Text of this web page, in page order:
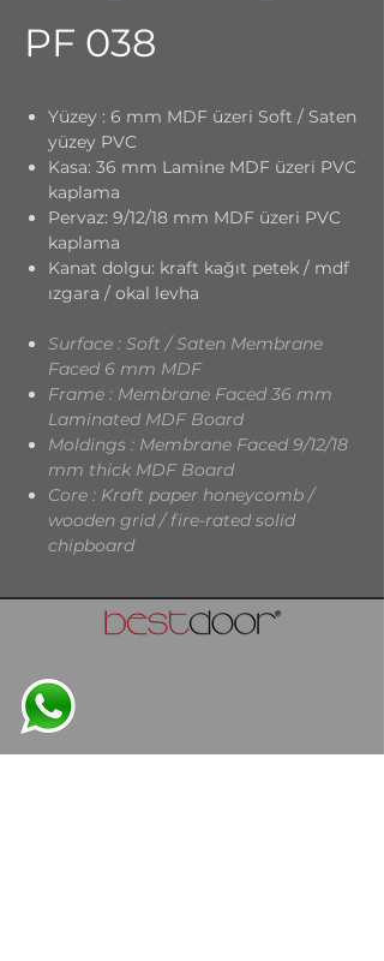
PF 038
Yüzey : 6 mm MDF üzeri Soft / Saten
yüzey PVC
Kasa: 36 mm Lamine MDF üzeri PVC
kaplama
Pervaz: 9/12/18 mm MDF üzeri PVC
kaplama
Kanat dolgu: kraft kağıt petek / mdf
ızgara / okal levha
Surface : Soft / Saten Membrane
Faced 6 mm MDF
Frame : Membrane Faced 36 mm
Laminated MDF Board
Moldings : Membrane Faced 9/12/18
mm thick MDF Board
Core : Kraft paper honeycomb /
wooden grid / fire-rated solid
chipboard